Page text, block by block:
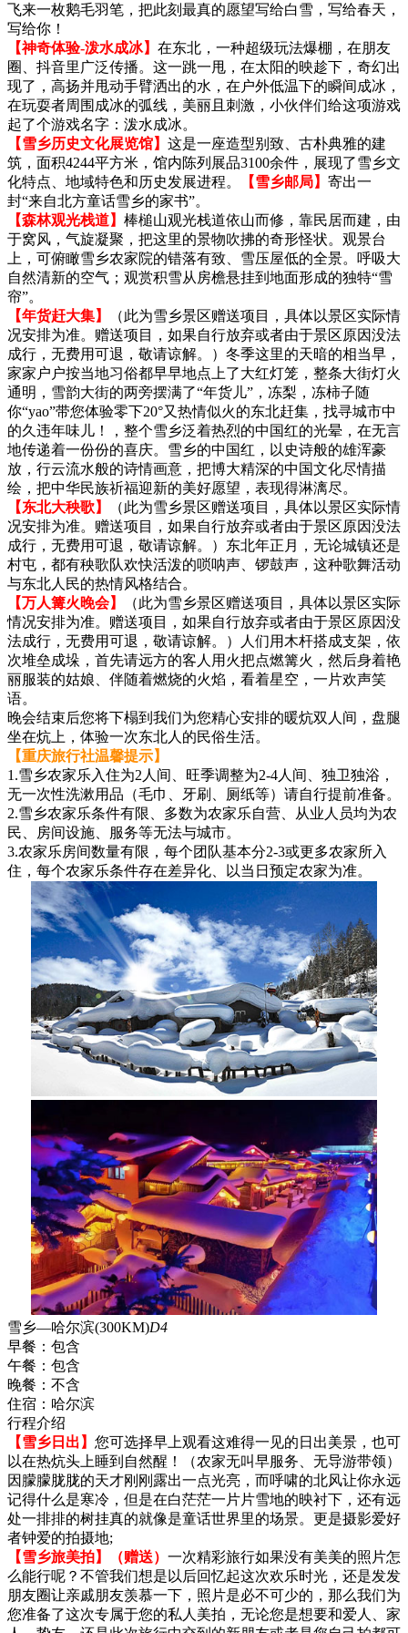
飞来一枚鹅毛羽笔，把此刻最真的愿望写给白雪，写给春天，
写给你！
【神奇体验-泼水成冰】 在东北，一种超级玩法爆棚，在朋友
圈、抖音里广泛传播。这一跳一甩，在太阳的映趁下，奇幻出
现了，高扬并甩动手臂洒出的水，在户外低温下的瞬间成冰，
在玩耍者周围成冰的弧线，美丽且刺激，小伙伴们给这项游戏
起了个游戏名字：泼水成冰。
【雪乡历史文化展览馆】 这是一座造型别致、古朴典雅的建
筑，面积4244平方米，馆内陈列展品3100余件，展现了雪乡文
化特点、地域特色和历史发展进程。
【雪乡邮局】 寄出一
封“来自北方童话雪乡的家书”。
【森林观光栈道】 棒槌山观光栈道依山而修，靠民居而建，由
于窝风，气旋凝聚，把这里的景物吹拂的奇形怪状。观景台
上，可俯瞰雪乡农家院的错落有致、雪压屋低的全景。呼吸大
自然清新的空气；观赏积雪从房檐悬挂到地面形成的独特“雪
帘”。
【年货赶大集】
（此为雪乡景区赠送项目，具体以景区实际情
况安排为准。赠送项目，如果自行放弃或者由于景区原因没法
成行，无费用可退，敬请谅解。）冬季这里的天暗的相当早，
家家户户按当地习俗都早早地点上了大红灯笼，整条大街灯火
通明，雪韵大街的两旁摆满了“年货儿”，冻梨，冻柿子随
你“yao”带您体验零下20°又热情似火的东北赶集，找寻城市中
的久违年味儿！，整个雪乡泛着热烈的中国红的光晕，在无言
地传递着一份份的喜庆。雪乡的中国红，以史诗般的雄浑豪
放，行云流水般的诗情画意，把博大精深的中国文化尽情描
绘，把中华民族祈福迎新的美好愿望，表现得淋漓尽。
【东北大秧歌】
（此为雪乡景区赠送项目，具体以景区实际情
况安排为准。赠送项目，如果自行放弃或者由于景区原因没法
成行，无费用可退，敬请谅解。）东北年正月，无论城镇还是
村屯，都有秧歌队欢快活泼的唢呐声、锣鼓声，这种歌舞活动
与东北人民的热情风格结合。
【万人篝火晚会】
（此为雪乡景区赠送项目，具体以景区实际
情况安排为准。赠送项目，如果自行放弃或者由于景区原因没
法成行，无费用可退，敬请谅解。）人们用木杆搭成支架，依
次堆垒成垛，首先请远方的客人用火把点燃篝火，然后身着艳
丽服装的姑娘、伴随着燃烧的火焰，看着星空，一片欢声笑
语。
晚会结束后您将下榻到我们为您精心安排的暖炕双人间，盘腿
坐在炕上，体验一次东北人的民俗生活。
【重庆旅行社温馨提示】
1.雪乡农家乐入住为2人间、旺季调整为2-4人间、独卫独浴，
无一次性洗漱用品（毛巾、牙刷、厕纸等）请自行提前准备。
2.雪乡农家乐条件有限、多数为农家乐自营、从业人员均为农
民、房间设施、服务等无法与城市。
3.农家乐房间数量有限，每个团队基本分2-3或更多农家所入
住，每个农家乐条件存在差异化、以当日预定农家为准。
雪乡—哈尔滨(300KM)D4
早餐： 包含
午餐： 包含
晚餐： 不含
住宿： 哈尔滨
行程介绍
【雪乡日出】 您可选择早上观看这难得一见的日出美景，也可
以在热炕头上睡到自然醒！（农家无叫早服务、无导游带领）
因朦朦胧胧的天才刚刚露出一点光亮，而呼啸的北风让你永远
记得什么是寒冷，但是在白茫茫一片片雪地的映衬下，还有远
处一排排的树挂真的就像是童话世界里的场景。更是摄影爱好
者钟爱的拍摄地;
【雪乡旅美拍】（赠送） 一次精彩旅行如果没有美美的照片怎
么能行呢？不管我们想是以后回忆起这次欢乐时光，还是发发
朋友圈让亲戚朋友羡慕一下，照片是必不可少的，那么我们为
您准备了这次专属于您的私人美拍，无论您是想要和爱人、家